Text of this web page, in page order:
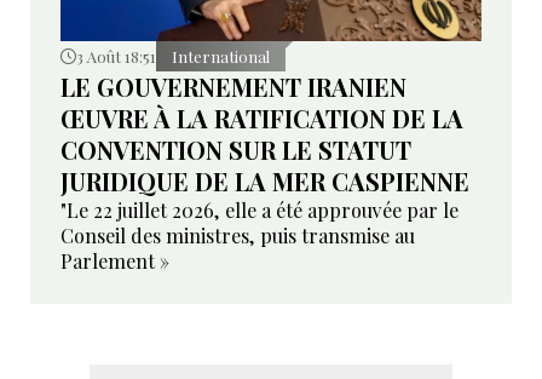
3 Août 18:51 International
LE GOUVERNEMENT IRANIEN
ŒUVRE À LA RATIFICATION DE LA
CONVENTION SUR LE STATUT
JURIDIQUE DE LA MER CASPIENNE
"Le 22 juillet 2026, elle a été approuvée par le
Conseil des ministres, puis transmise au
Parlement »